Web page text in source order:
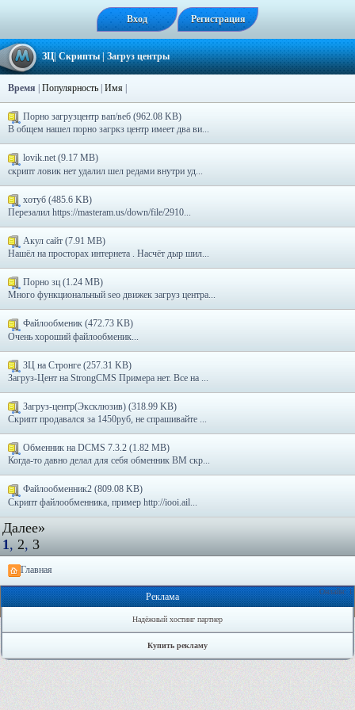
Вход Регистрация
ЗЦ|Скрипты|Загруз центры
Время Популярность Имя
Порно загрузцентр вап/веб (962.08 KB)
В общем нашел порно загркз центр имеет два ви...
lovik.net (9.17 MB)
скрипт ловик нет удалил шел редами внутри уд...
хотуб (485.6 KB)
Перезалил https://masteram.us/down/file/2910...
Акул сайт (7.91 MB)
Нашёл на просторах интернета . Насчёт дыр шил...
Порно зц (1.24 MB)
Много функциональный seo движек загруз центра...
Файлообменик (472.73 KB)
Очень хороший файлообменик...
ЗЦ на Стронге (257.31 KB)
Загруз-Цент на StrongCMS Примера нет. Все на ...
Загруз-центр(Эксклюзив) (318.99 KB)
Скрипт продавался за 1450руб, не спрашивайте ...
Обменник на DCMS 7.3.2 (1.82 MB)
Когда-то давно делал для себя обменник ВМ скр...
Файлообменник2 (809.08 KB)
Скрипт файлообменника, пример http://iooi.ail...
Далее»
1 , 2, 3
Главная
Онлайн: 1
Реклама
Надёжный хостинг партнер
Купить рекламу